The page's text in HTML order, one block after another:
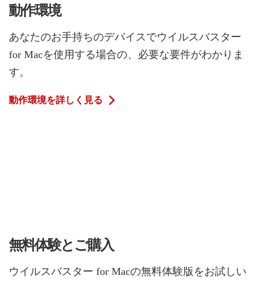
動作環境
あなたのお手持ちのデバイスでウイルスバスター
for Macを使用する場合の、必要な要件がわかりま
す。
動作環境を詳しく見る
無料体験とご購入
ウイルスバスター for Macの無料体験版をお試しい